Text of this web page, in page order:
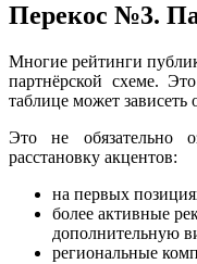
Перекос №3.
Многие рейтинги
партнёрской схеме.
таблице может зависеть
Это не обязательно
расстановку акцентов:
на первых
более активные
дополнительную
региональные